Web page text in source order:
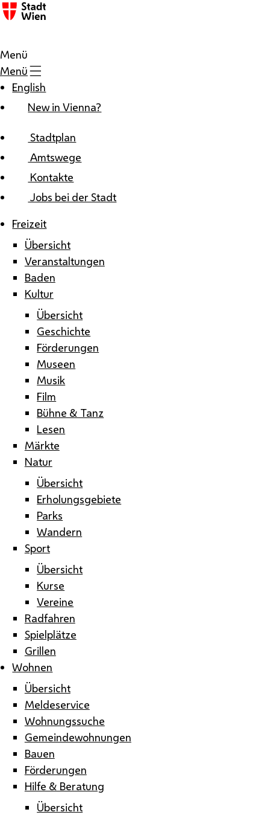
Zum Inhalt
Menü
Menü
English
New in Vienna?
Stadtplan
Amtswege
Kontakte
Jobs bei der Stadt
Freizeit
Übersicht
Veranstaltungen
Baden
Kultur
Übersicht
Geschichte
Förderungen
Museen
Musik
Film
Bühne & Tanz
Lesen
Märkte
Natur
Übersicht
Erholungsgebiete
Parks
Wandern
Sport
Übersicht
Kurse
Vereine
Radfahren
Spielplätze
Grillen
Wohnen
Übersicht
Meldeservice
Wohnungssuche
Gemeindewohnungen
Bauen
Förderungen
Hilfe & Beratung
Übersicht